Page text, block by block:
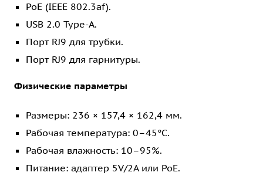
PoE (IEEE 802.3af).
USB 2.0 Type-A.
Порт RJ9 для трубки.
Порт RJ9 для гарнитуры.
Физические параметры
Размеры: 236 × 157,4 × 162,4 мм.
Рабочая температура: 0–45°C.
Рабочая влажность: 10–95%.
Питание: адаптер 5V/2A или PoE.